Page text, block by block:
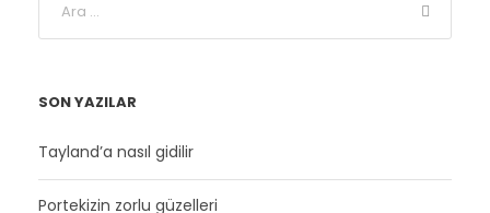
SON YAZILAR
Tayland’a nasıl gidilir
Portekizin zorlu güzelleri